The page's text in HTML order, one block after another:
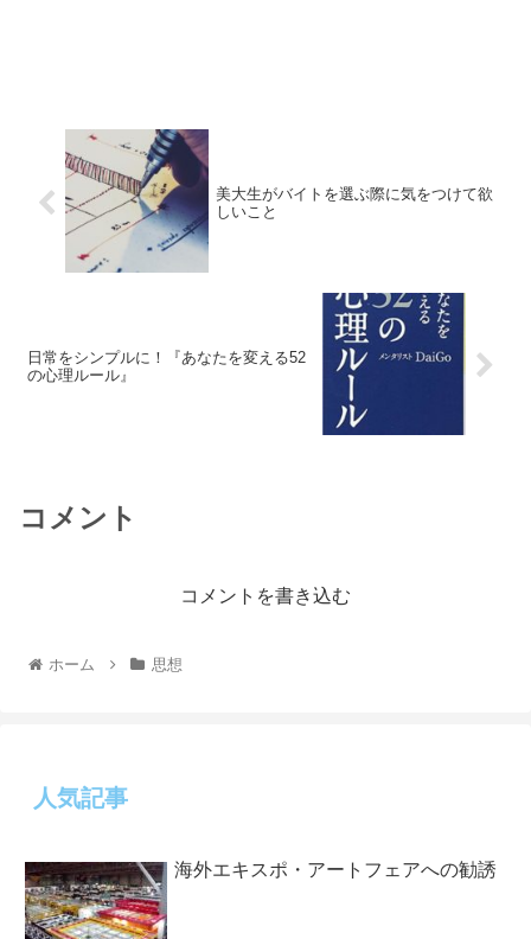
美大生がバイトを選ぶ際に気をつけて欲
しいこと
日常をシンプルに！『あなたを変える52
の心理ルール』
コメント
コメントを書き込む
ホーム 思想
人気記事
海外エキスポ・アートフェアへの勧誘